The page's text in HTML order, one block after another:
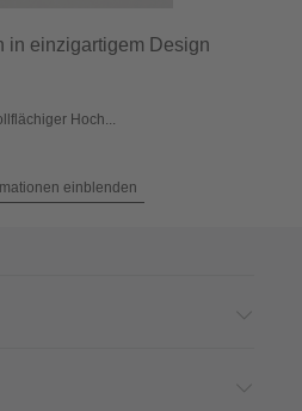
in einzigartigem Design
Hoch...
einblenden